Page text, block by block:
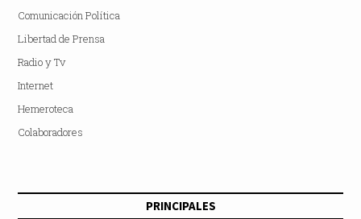
Comunicación Política
Libertad de Prensa
Radio y Tv
Internet
Hemeroteca
Colaboradores
PRINCIPALES